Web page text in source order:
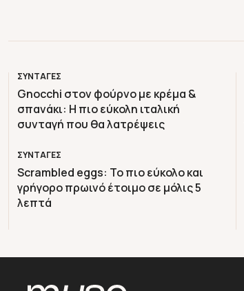
ΣΥΝΤΑΓΕΣ
Gnocchi στον φούρνο με κρέμα &
σπανάκι: Η πιο εύκολη ιταλική
συνταγή που θα λατρέψεις
ΣΥΝΤΑΓΕΣ
Scrambled eggs: Το πιο εύκολο και
γρήγορο πρωινό έτοιμο σε μόλις 5
λεπτά